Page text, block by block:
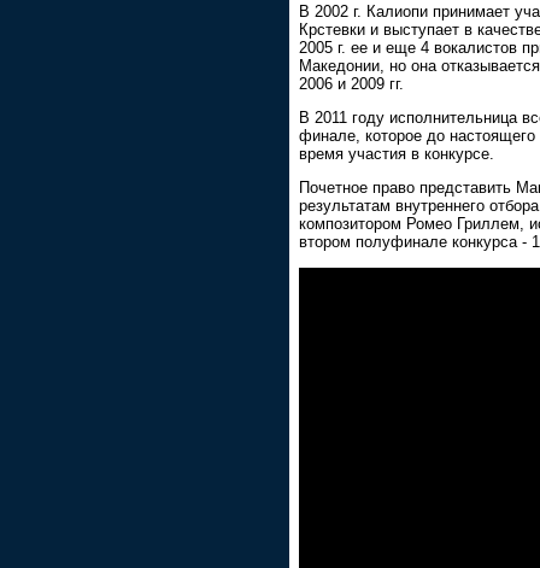
В 2002 г. Калиопи принимает
Крстевки и выступает в
2005 г. ее и еще 4 вокалистов
Македонии, но она
2006 и 2009 гг.
В 2011 году исполнительница
финале, которое до
время участия в конкурсе.
Почетное право представить
результатам внутреннего
композитором Ромео Гриллем,
втором полуфинале конкурса -